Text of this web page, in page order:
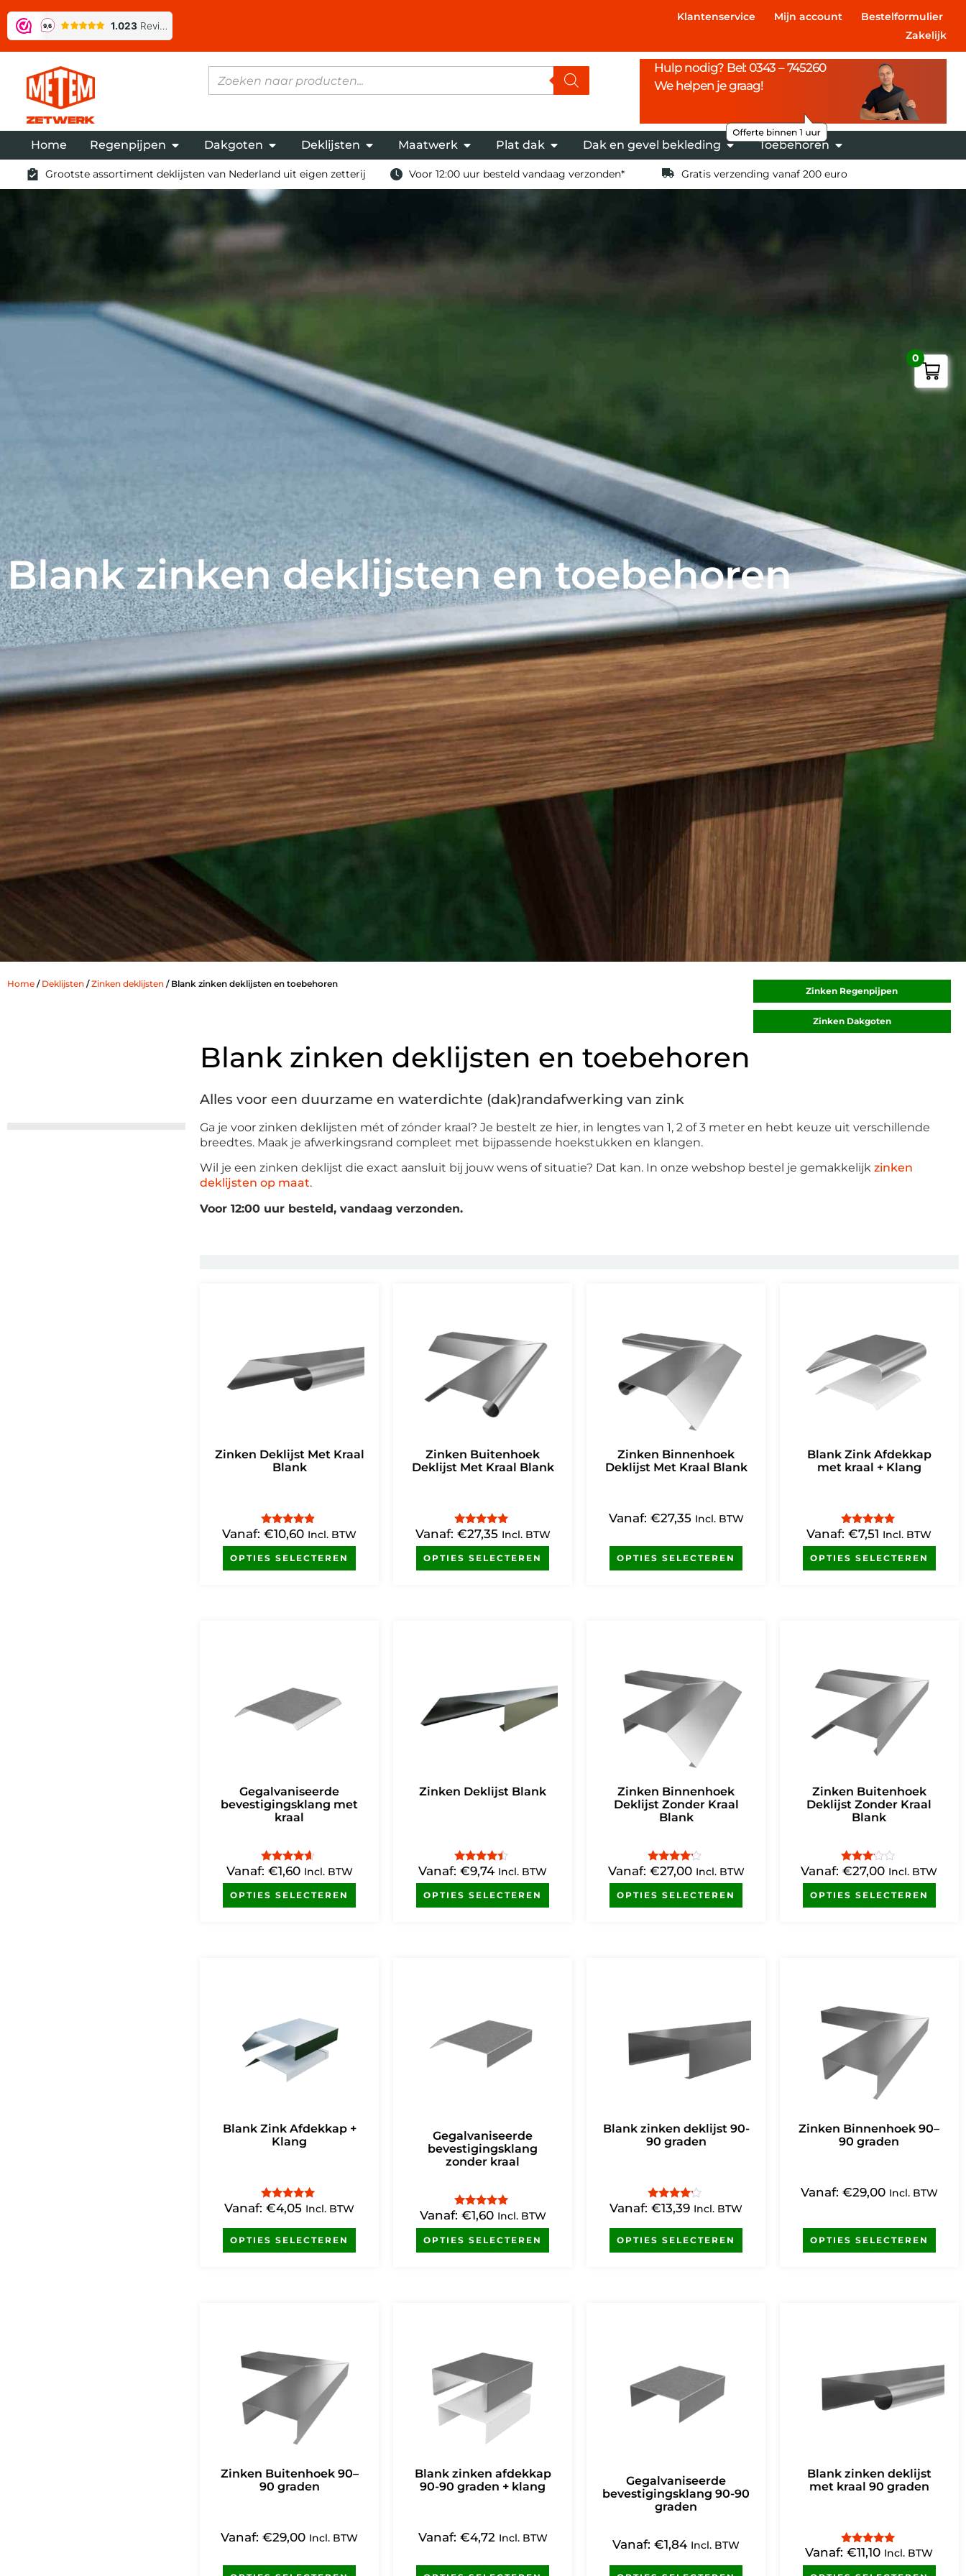
Klantenservice Mijn account
Bestelformulier
Zakelijk
Hulp nodig? Bel: 0343 – 745260
We helpen je graag!
Home Regenpijpen Dakgoten Deklijsten Maatwerk Plat dak Dak en gevel bekleding Toebehoren
Grootste assortiment deklijsten van Nederland uit eigen zetterij Voor 12:00 uur besteld vandaag verzonden* Gratis verzending vanaf 200 euro
Blank zinken deklijsten en toebehoren
Home / Deklijsten /Zinken deklijsten / Blank zinken deklijsten en toebehoren
Zinken Regenpijpen
Zinken Dakgoten
Blank zinken deklijsten en toebehoren
Alles voor een duurzame en waterdichte (dak)randafwerking van zink
Ga je voor zinken deklijsten mét of zónder kraal? Je bestelt ze hier, in lengtes van 1, 2 of 3 meter en hebt keuze uit verschillende
breedtes. Maak je afwerkingsrand compleet met bijpassende hoekstukken en klangen.
Wil je een zinken deklijst die exact aansluit bij jouw wens of situatie? Dat kan. In onze webshop bestel je gemakkelijkzinken
deklijsten op maat.
Voor 12:00 uur besteld, vandaag verzonden.
Zinken Deklijst Met Kraal
Blank
Gewaardeerd
4.67
uit 5
Vanaf:€10,60 Incl. BTW
OPTIES SELECTEREN
Zinken Buitenhoek
Deklijst Met Kraal Blank
Gewaardeerd
4.79
uit 5
Vanaf: €27,35 Incl. BTW
OPTIES SELECTEREN
Zinken Binnenhoek
Deklijst Met Kraal Blank
Vanaf: €27,35 Incl. BTW
OPTIES SELECTEREN
Blank Zink Afdekkap
met kraal + Klang
Gewaardeerd
4.83
uit 5
Vanaf:€7,51 Incl. BTW
OPTIES SELECTEREN
Gegalvaniseerde
bevestigingsklang met
kraal
Gewaardeerd
4.40
uit 5
Vanaf: €1,60 Incl. BTW
OPTIES SELECTEREN
Zinken Deklijst Blank
Gewaardeerd
4.25
uit 5
Vanaf:€9,74 Incl. BTW
OPTIES SELECTEREN
Zinken Binnenhoek
Deklijst Zonder Kraal
Blank
Gewaardeerd
4.00
uit 5
Vanaf: €27,00 Incl. BTW
OPTIES SELECTEREN
Zinken Buitenhoek
Deklijst Zonder Kraal
Blank
Gewaardeerd
3.00
uit 5
Vanaf:€27,00 Incl. BTW
OPTIES SELECTEREN
Blank Zink Afdekkap +
Klang
Gewaardeerd
5.00
uit 5
Vanaf:€4,05 Incl. BTW
OPTIES SELECTEREN
Gegalvaniseerde
bevestigingsklang
zonder kraal
Gewaardeerd
5.00
uit 5
Vanaf: €1,60 Incl. BTW
OPTIES SELECTEREN
Blank zinken deklijst 90-
90 graden
Gewaardeerd
4.00
uit 5
Vanaf:€13,39 Incl. BTW
OPTIES SELECTEREN
Zinken Binnenhoek 90–
90 graden
Vanaf: €29,00 Incl. BTW
OPTIES SELECTEREN
Zinken Buitenhoek 90–
90 graden
Vanaf:€29,00 Incl. BTW
Blank zinken afdekkap
90-90 graden + klang
Vanaf: €4,72 Incl. BTW
Gegalvaniseerde
bevestigingsklang 90-90
graden
Vanaf:€1,84 Incl. BTW
Blank zinken deklijst
met kraal 90 graden
Gewaardeerd
5.00
uit 5
Vanaf:€11,10 Incl. BTW
0